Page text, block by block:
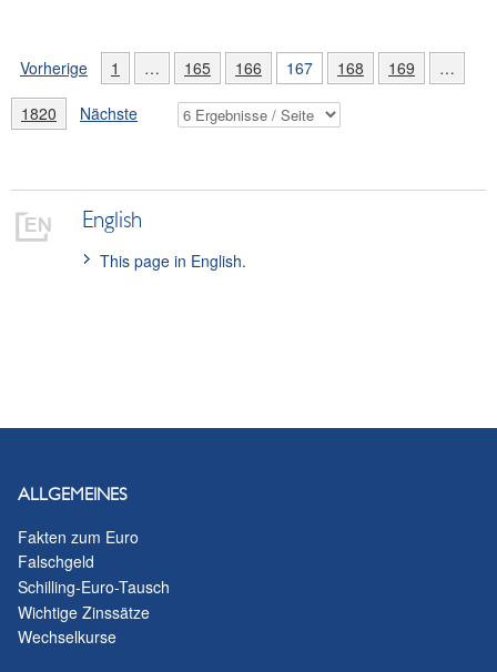
Vorherige 1 … 165 166 167 168 169 …
1820 Nächste
English
This page in English.
ALLGEMEINES
Fakten zum Euro
Falschgeld
Schilling-Euro-Tausch
Wichtige Zinssätze
Wechselkurse